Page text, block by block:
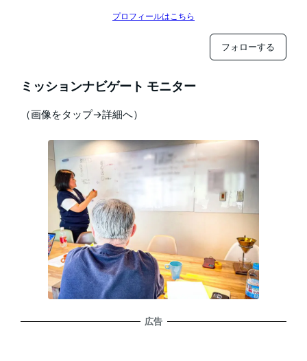
プロフィールはこちら
フォローする
ミッションナビゲート モニター
（画像をタップ→詳細へ）
広告